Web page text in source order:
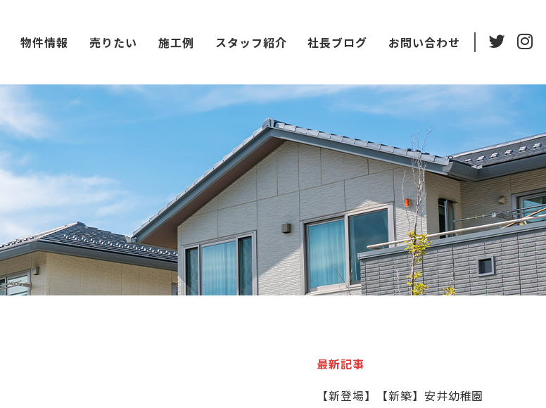
物件情報 売りたい 施工例 スタッフ紹介 社長ブログ お問い合わせ
最新記事
【新登場】【新築】安井幼稚園